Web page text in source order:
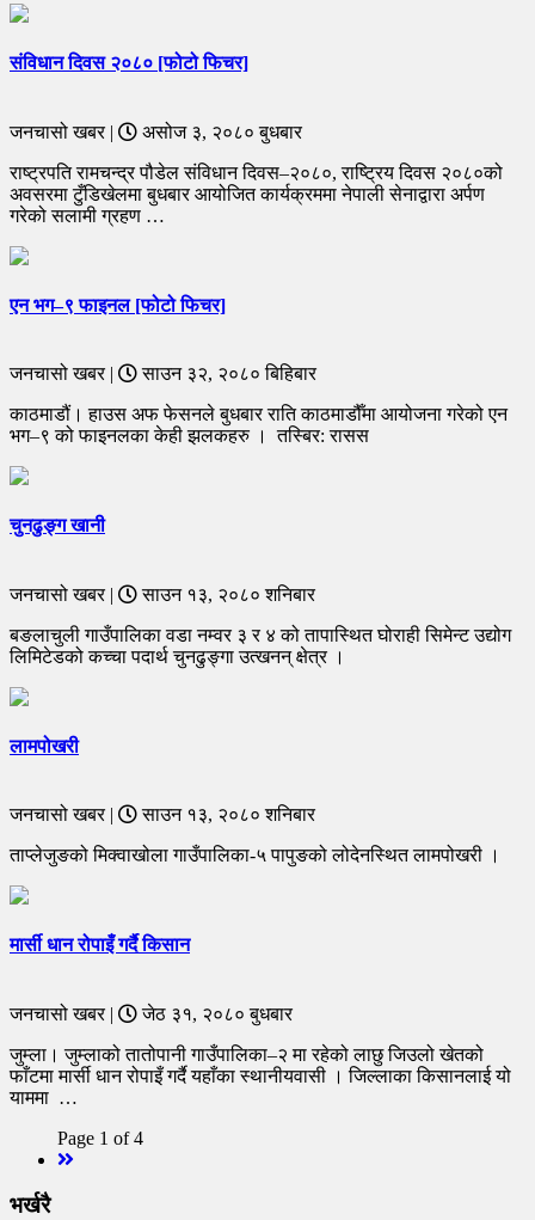
संविधान दिवस २०८० [फोटो फिचर]
जनचासो खबर |
असोज ३, २०८० बुधबार
राष्ट्रपति रामचन्द्र पौडेल संविधान दिवस–२०८०, राष्ट्रिय दिवस २०८०को
अवसरमा टुँडिखेलमा बुधबार आयोजित कार्यक्रममा नेपाली सेनाद्वारा अर्पण
गरेको सलामी ग्रहण …
एन भग–९ फाइनल [फोटो फिचर]
जनचासो खबर |
साउन ३२, २०८० बिहिबार
काठमाडौं। हाउस अफ फेसनले बुधबार राति काठमाडौँमा आयोजना गरेको एन
भग–९ को फाइनलका केही झलकहरु । तस्बिर: रासस
चुनढुङ्ग खानी
जनचासो खबर |
साउन १३, २०८० शनिबार
बङलाचुली गाउँपालिका वडा नम्वर ३ र ४ को तापास्थित घोराही सिमेन्ट उद्योग
लिमिटेडको कच्चा पदार्थ चुनढुङ्गा उत्खनन् क्षेत्र ।
लामपोखरी
जनचासो खबर |
साउन १३, २०८० शनिबार
ताप्लेजुङको मिक्वाखोला गाउँपालिका-५ पापुङको लोदेनस्थित लामपोखरी ।
मार्सी धान रोपाइँ गर्दै किसान
जनचासो खबर |
जेठ ३१, २०८० बुधबार
जुम्ला। जुम्लाको तातोपानी गाउँपालिका–२ मा रहेको लाछु जिउलो खेतको
फाँटमा मार्सी धान रोपाइँ गर्दै यहाँका स्थानीयवासी । जिल्लाका किसानलाई यो
याममा …
Page 1 of 4
भर्खरै